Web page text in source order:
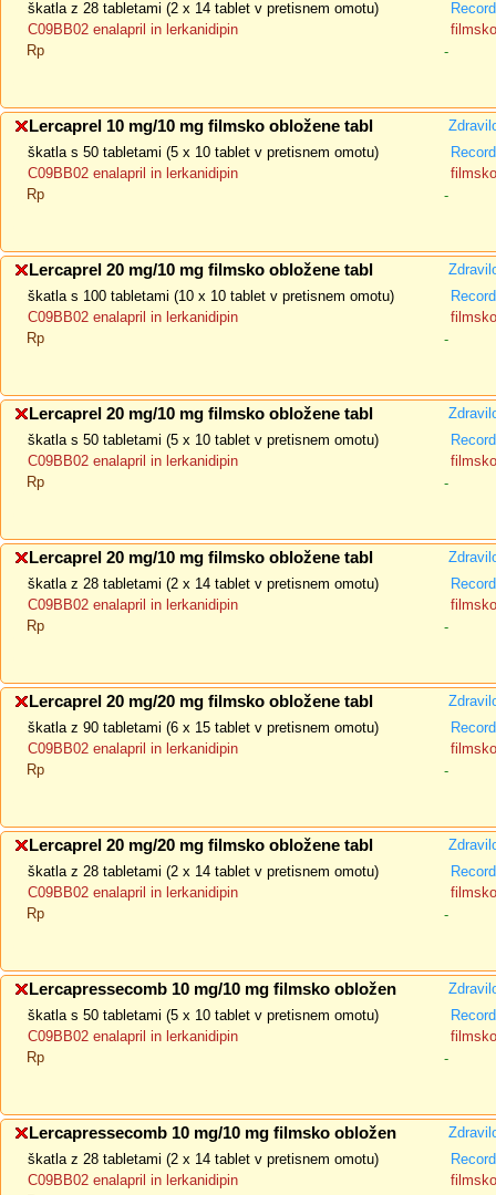
škatla z 28 tabletami (2 x 14 tablet v pretisnem omotu)
C09BB02 enalapril in lerkanidipin
Rp
-
Lercaprel 10 mg/10 mg filmsko obložene tabl
škatla s 50 tabletami (5 x 10 tablet v pretisnem omotu)
C09BB02 enalapril in lerkanidipin
Rp
-
Lercaprel 20 mg/10 mg filmsko obložene tabl
škatla s 100 tabletami (10 x 10 tablet v pretisnem omotu)
C09BB02 enalapril in lerkanidipin
Rp
-
Lercaprel 20 mg/10 mg filmsko obložene tabl
škatla s 50 tabletami (5 x 10 tablet v pretisnem omotu)
C09BB02 enalapril in lerkanidipin
Rp
-
Lercaprel 20 mg/10 mg filmsko obložene tabl
škatla z 28 tabletami (2 x 14 tablet v pretisnem omotu)
C09BB02 enalapril in lerkanidipin
Rp
-
Lercaprel 20 mg/20 mg filmsko obložene tabl
škatla z 90 tabletami (6 x 15 tablet v pretisnem omotu)
C09BB02 enalapril in lerkanidipin
Rp
-
Lercaprel 20 mg/20 mg filmsko obložene tabl
škatla z 28 tabletami (2 x 14 tablet v pretisnem omotu)
C09BB02 enalapril in lerkanidipin
Rp
-
Lercapressecomb 10 mg/10 mg filmsko obložen
škatla s 50 tabletami (5 x 10 tablet v pretisnem omotu)
C09BB02 enalapril in lerkanidipin
Rp
-
Lercapressecomb 10 mg/10 mg filmsko obložen
škatla z 28 tabletami (2 x 14 tablet v pretisnem omotu)
C09BB02 enalapril in lerkanidipin